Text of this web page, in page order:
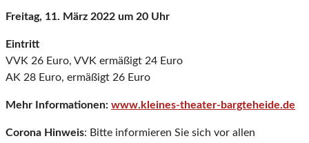
Freitag, 11. März 2022 um 20 Uhr
Eintritt
VVK 26 Euro, VVK ermäßigt 24 Euro
AK 28 Euro, ermäßigt 26 Euro
Mehr Informationen: www.kleines-theater-bargteheide.de
Corona Hinweis: Bitte informieren Sie sich vor allen